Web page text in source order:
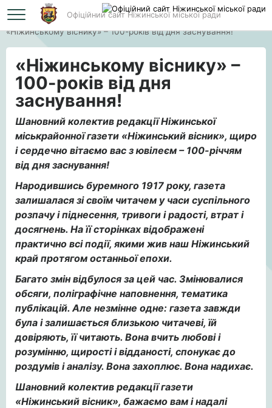
Офіційний сайт Ніжинської міської ради
Головна
«Ніжинському віснику» – 100-років від дня заснування!
«Ніжинському віснику» –
100-років від дня
заснування!
Шановний колектив редакціїНіжинської
міськрайонної газети «Ніжинський вісник», щиро
і сердечно вітаємо вас з ювілеєм – 100-річчям
від дня заснування!
Народившись буремного 1917 року, газета
залишалася зі своїм читачем у часи суспільного
розпачу і піднесення, тривоги і радості, втрат і
досягнень. На її сторінках відображені
практично всі події, якими жив наш Ніжинський
край протягом останньої епохи.
Багато змін відбулося за цей час. Змінювалися
обсяги, поліграфічне наповнення, тематика
публікацій. Але незмінне одне: газета завжди
була і залишається близькою читачеві, їй
довіряють, її читають. Вона вчить любові і
розумінню, щирості і відданості, спонукає до
роздумів і аналізу. Вона захоплює. Вона надихає.
Шановний колектив редакції газети
«Ніжинський вісник», бажаємо вам і надалі